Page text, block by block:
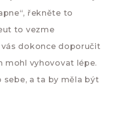
řekněte to
to vezme
dokonce doporučit
mohl vyhovovat lépe.
sebe, a ta by měla být